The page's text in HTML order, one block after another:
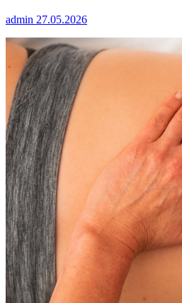
admin 27.05.2026